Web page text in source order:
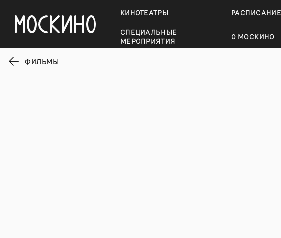
КИНОТЕАТРЫ РАСПИСАНИЕ
СПЕЦИАЛЬНЫЕ
МЕРОПРИЯТИЯ
О МОСКИНО
ФИЛЬМЫ